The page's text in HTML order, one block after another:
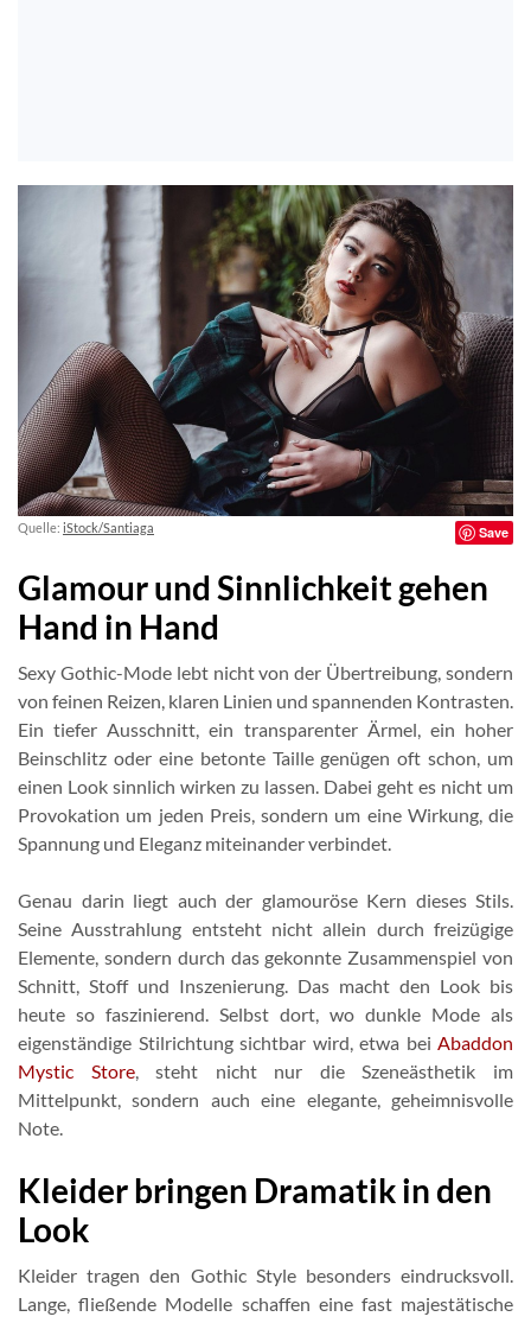
Quelle: iStock/Santiaga Save
Glamour und Sinnlichkeit gehen
Hand in Hand
Sexy Gothic-Mode lebt nicht von der Übertreibung, sondern
von feinen Reizen, klaren Linien und spannenden Kontrasten.
Ein tiefer Ausschnitt, ein transparenter Ärmel, ein hoher
Beinschlitz oder eine betonte Taille genügen oft schon, um
einen Look sinnlich wirken zu lassen. Dabei geht es nicht um
Provokation um jeden Preis, sondern um eine Wirkung, die
Spannung und Eleganz miteinander verbindet.
Genau darin liegt auch der glamouröse Kern dieses Stils.
Seine Ausstrahlung entsteht nicht allein durch freizügige
Elemente, sondern durch das gekonnte Zusammenspiel von
Schnitt, Stoff und Inszenierung. Das macht den Look bis
heute so faszinierend. Selbst dort, wo dunkle Mode als
eigenständige Stilrichtung sichtbar wird, etwa bei Abaddon
Mystic Store, steht nicht nur die Szeneästhetik im
Mittelpunkt, sondern auch eine elegante, geheimnisvolle
Note.
Kleider bringen Dramatik in den
Look
Kleider tragen den Gothic Style besonders eindrucksvoll.
Lange, fließende Modelle schaffen eine fast majestätische